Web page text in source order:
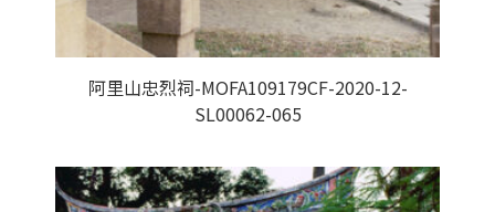
阿里山忠烈祠-MOFA109179CF-2020-12-
SL00062-065